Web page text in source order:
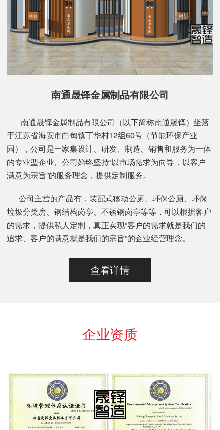
南通晟铎金属制品有限公司
南通晟铎金属制品有限公司（以下简称南通晟铎）坐落
于江苏省海安市白甸镇丁华村12组60号（节能环保产业
园），公司是一家集设计、研发、制造、销售和服务为一体
的专业型企业。公司始终坚持“以市场需求为向导，以客户
满意为宗旨”的服务理念，提供定制服务。
公司主营的产品有：装配式移动公厕、环保公厕、环保
垃圾分类房、钢结构岗亭、不锈钢岗亭等等，可以根据客户
的需求，提供私人定制，真正实现“客户的需求就是我们的
追求、客户的满意就是我们的宗旨”的企业经营理念。
查看详情
企业资质